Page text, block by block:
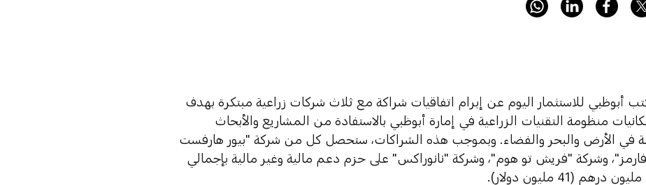
أبوظبي للاستثمار اليوم عن إبرام اتفاقيات شراكة مع ثلاث شركات زراعية مبتكرة بهدف
منظومة التقنيات الزراعية في إمارة أبوظبي بالاستفادة من المشاريع والأبحاث
في الأرض والبحر والفضاء. وبموجب هذه الشراكات، ستحصل كل من شركة "بيور هارفست
وشركة "فريش تو هوم"، وشركة "نانوراكس" على حزم دعم مالية وغير مالية بإجمالي